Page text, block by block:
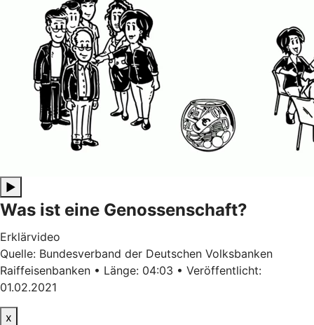
▶
Was ist eine Genossenschaft?
Erklärvideo
Quelle: Bundesverband der Deutschen Volksbanken
Raiffeisenbanken • Länge: 04:03 • Veröffentlicht:
01.02.2021
x